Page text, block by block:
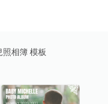
相簿 模板